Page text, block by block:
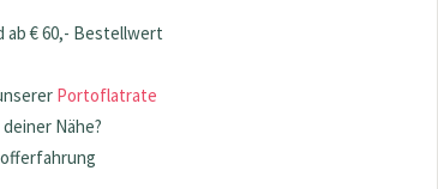
ab € 60,- Bestellwert
Portoflatrate
Nähe?